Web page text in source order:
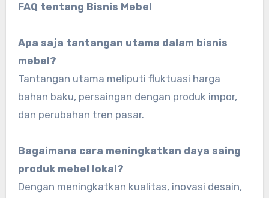
FAQ tentang Bisnis Mebel
Apa saja tantangan utama dalam bisnis
mebel?
Tantangan utama meliputi fluktuasi harga
bahan baku, persaingan dengan produk impor,
dan perubahan tren pasar.
Bagaimana cara meningkatkan daya saing
produk mebel lokal?
Dengan meningkatkan kualitas, inovasi desain,